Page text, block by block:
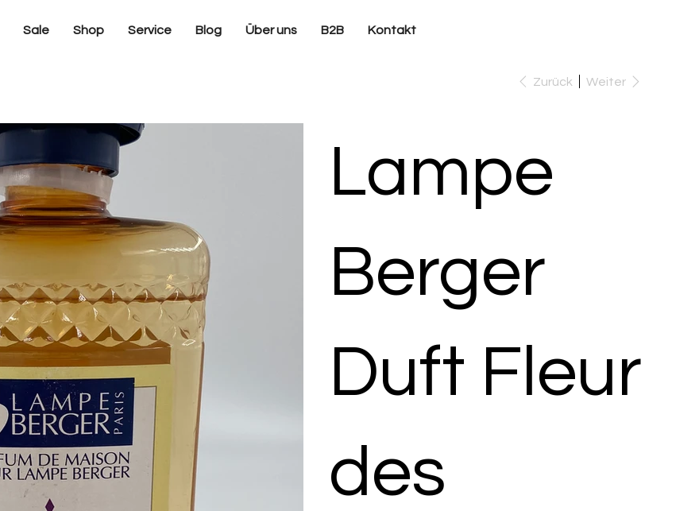
Sale Shop Service Blog Über uns B2B Kontakt
Zurück Weiter
Lampe
Berger
Duft Fleur
des